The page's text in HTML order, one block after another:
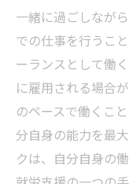
一緒に過ごしなが
での仕事を行うこ
ーランスとして働
に雇用される場合
のペースで働くこ
分自身の能力を最
クは、自分自身の